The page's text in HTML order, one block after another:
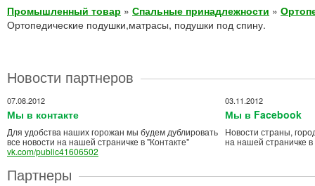
Промышленный товар » Спальные принадлежности »
Ортопедические подушки,матрасы, подушки под спину.
Новости партнеров
07.08.2012
Мы в контакте
Для удобства наших горожан мы будем дублировать
все новости на нашей страничке в "Контакте"
vk.com/public41606502
03.11.2012
Мы в Facebook
Новости страны,
на нашей страничке в
Партнеры